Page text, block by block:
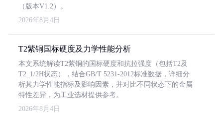
（版本V1.2）。
2026年8月4日
T2紫铜国标硬度及力学性能分析
本文系统解读T2紫铜的国标硬度和抗拉强度（包括T2及
T2_1/2H状态），结合GB/T 5231-2012标准数据，详细分
析其力学性能指标及影响因素，并对比不同状态下的金属
特性差异，为工业选材提供参考。
2026年8月4日